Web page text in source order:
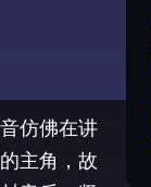
仿佛在讲
主角，故